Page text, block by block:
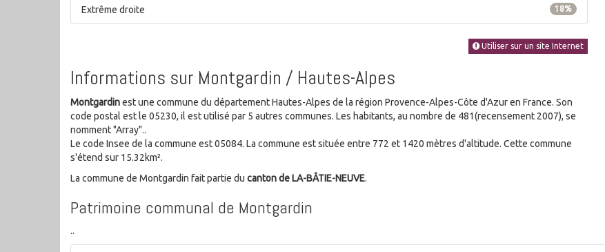
18%
Extrême droite
Utiliser sur un site Internet
Informations sur Montgardin / Hautes-Alpes
Montgardinest une commune du département Hautes-Alpes de la région Provence-Alpes-Côte d'Azur en France. Son
code postal est le 05230, il est utilisé par 5 autres communes. Les habitants, au nombre de 481(recensement 2007), se
nomment "Array"..
Le code Insee de la commune est 05084. La commune est située entre 772 et 1420 mètres d'altitude. Cette commune
s'étend sur 15.32km².
La commune de Montgardin fait partie du canton de LA-BÂTIE-NEUVE.
Patrimoine communal de Montgardin
..